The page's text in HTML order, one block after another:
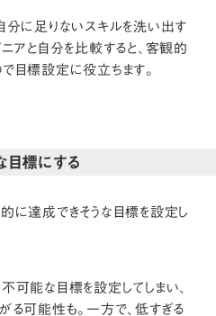
分に足りないスキルを洗い出す
アと自分を比較すると、客観的
目標設定に役立ちます。
標にする
に達成できそうな目標を設定し
可能な目標を設定してしまい、
る可能性も。一方で、低すぎる